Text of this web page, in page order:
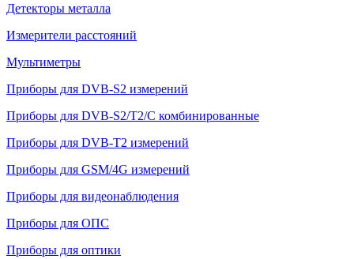
Детекторы металла
Измерители расстояний
Мультиметры
Приборы для DVB-S2 измерений
Приборы для DVB-S2/T2/C комбинированные
Приборы для DVB-T2 измерений
Приборы для GSM/4G измерений
Приборы для видеонаблюдения
Приборы для ОПС
Приборы для оптики